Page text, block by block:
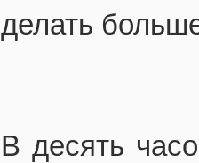
делать
В десять